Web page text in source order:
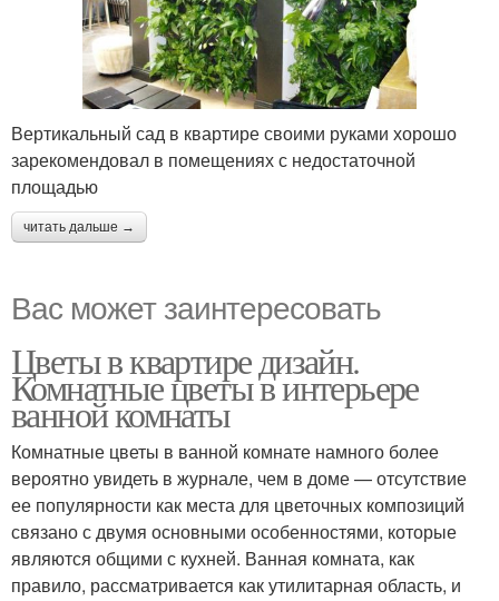
Вертикальный сад в квартире своими руками хорошо
зарекомендовал в помещениях с недостаточной
площадью
читать дальше →
Вас может заинтересовать
Цветы в квартире дизайн.
Комнатные цветы в интерьере
ванной комнаты
Комнатные цветы в ванной комнате намного более
вероятно увидеть в журнале, чем в доме — отсутствие
ее популярности как места для цветочных композиций
связано с двумя основными особенностями, которые
являются общими с кухней. Ванная комната, как
правило, рассматривается как утилитарная область, и